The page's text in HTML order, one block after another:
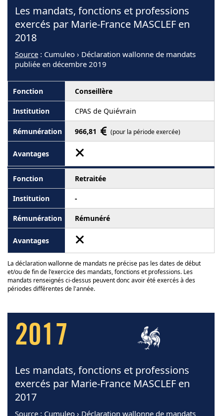
Les mandats, fonctions et professions
exercés par Marie-France MASCLEF en
2018
Source : Cumuleo › Déclaration wallonne de mandats
publiée en décembre 2019
Conseillère
CPAS de Quiévrain
966,81 (pour la période exercée)
Retraitée
-
Rémunéré
La déclaration wallonne de mandats ne précise pas les dates de début
et/ou de fin de l'exercice des mandats, fonctions et professions. Les
mandats renseignés ci-dessus peuvent donc avoir été exercés à des
périodes différentes de l'année.
2017
Les mandats, fonctions et professions
exercés par Marie-France MASCLEF en
2017
Source : Cumuleo › Déclaration wallonne de mandats